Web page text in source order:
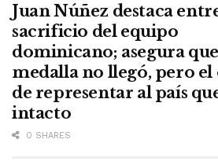
Juan Núñez destaca
sacrificio del equipo
dominicano; asegura
medalla no llegó, pero
de representar al país
intacto
0 SHARES